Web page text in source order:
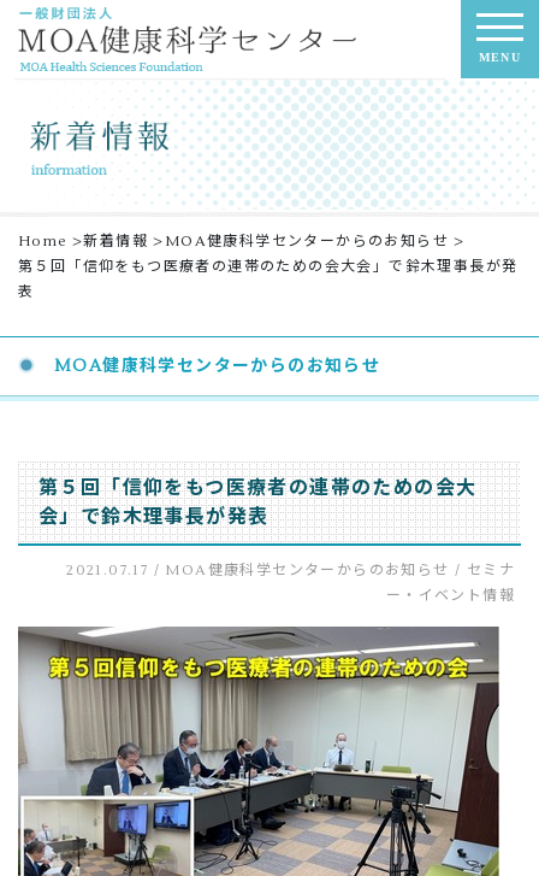
MENU
Home >新着情報 > MOA健康科学センターからのお知らせ >
第５回「信仰をもつ医療者の連帯のための会大会」で鈴木理事長が発
表
MOA健康科学センターからのお知らせ
第５回「信仰をもつ医療者の連帯のための会大
会」で鈴木理事長が発表
2021.07.17 / MOA健康科学センターからのお知らせ / セミナ
ー・イベント情報